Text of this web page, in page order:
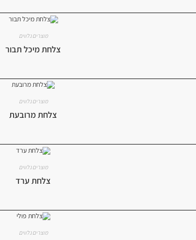
מוצרים נלווים
צלחת מיכל תבור
מוצרים נלווים
צלחת מרובעת
מוצרים נלווים
צלחת ערד
מוצרים נלווים